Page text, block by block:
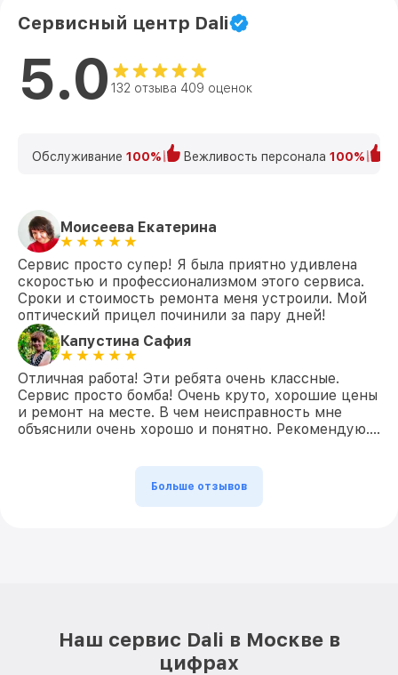
Сервисный центр Dali
5.0 132 отзыва 409 оценок
Обслуживание 100% Вежливость персонала 100%
Моисеева Екатерина
Сервис просто супер! Я была приятно удивлена
скоростью и профессионализмом этого сервиса.
Сроки и стоимость ремонта меня устроили. Мой
оптический прицел починили за пару дней!
Капустина Сафия
Отличная работа! Эти ребята очень классные.
Сервис просто бомба! Очень круто, хорошие цены
и ремонт на месте. В чем неисправность мне
объяснили очень хорошо и понятно. Рекомендую….
Больше отзывов
Наш сервис Dali в Москве в
цифрах